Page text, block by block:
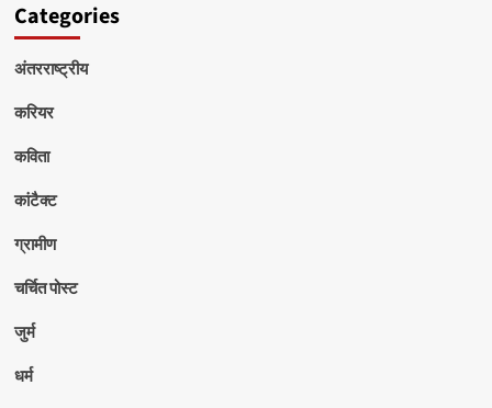
Categories
अंतरराष्ट्रीय
करियर
कविता
कांटैक्ट
ग्रामीण
चर्चित पोस्ट
जुर्म
धर्म